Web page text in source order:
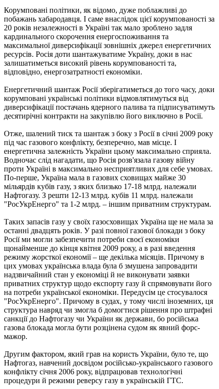
Корумповані політики, як відомо, дуже поблажливі до
побажань хабародавця. І саме внаслідок цієї корумпованості за
20 років незалежності в Україні так мало зроблено задля
кардинального скорочення енергоспоживання та
максимальної диверсифікації зовнішніх джерел енергетичних
ресурсів. Росія доти шантажуватиме Україну, доки в нас
залишатиметься високий рівень корумпованості та,
відповідно, енергозатратності економіки.
Енергетичний шантаж Росії зберігатиметься до того часу, доки
корумповані українські політики відмовлятимуться від
диверсифікації постачань ядерного палива та підписуватимуть
десятирічні контракти на закупівлю його виключно в Росії.
Отже, шалений тиск та шантаж з боку з Росії в січні 2009 року
під час газового конфлікту, безперечно, мав місце. І
енергетична залежність України цьому максимально сприяла.
Водночас слід нагадати, що Росія розв'язала газову війну
проти Україні в максимально несприятливих для себе умовах.
По-перше, Україна мала в газових сховищах майже 30
мільярдів кубів газу, з яких близько 17-18 млрд. належали
Нафтогазу. З решти 12-13 млрд. кубів 11 млрд. належали
"РосУкрЕнерго" та 1-2 млрд. – іншим приватним структурам.
Таких запасів газу у своїх газосховищах Україна ще не мала за
останні двадцять років. У разі повної газової блокади з боку
Росії ми могли забезпечити потреби своєї економіки
щонайменше до кінця квітня 2009 року, а в разі введення
режиму жорсткої економії – ще декілька місяців. Причому в
цих умовах українська влада була б змушена запровадити
надзвичайний стан у економіці й не виконувати заявки
приватних структур щодо експорту газу й спрямовувати його
на потреби української економіки. Передусім це стосувалося
"РосУкрЕнерго". Причому в судах, у тому числі іноземних, ця
структура навряд чи змогла б домогтися рішення про штрафні
санкції до Нафтогазу чи України як держави, бо російська
газова блокада могла бути розцінена судом як явний форс-
мажор.
Другим фактором, який грав на користь України, було те, що
Нафтогаз, навчений досвідом російсько-українського газового
конфлікту січня 2006 року, відпрацював технологічні
процедури й режими реверсу газу в українській ГТС.